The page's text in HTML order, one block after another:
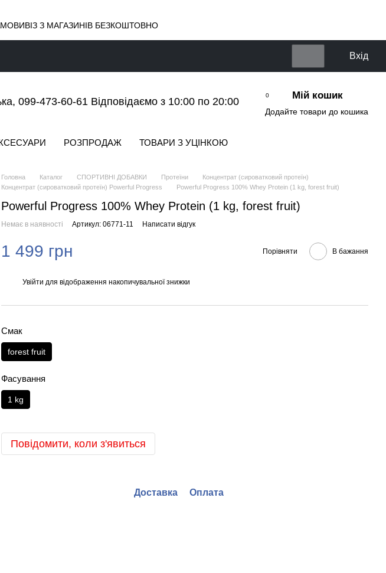
З МАГАЗИНІВ БЕЗКОШТОВНО
Вхід
099-473-60-61 Відповідаємо з 10:00 по 20:00
0 Мій кошик
Додайте товари до кошика
РОЗПРОДАЖ ТОВАРИ З УЦІНКОЮ
Головна Каталог СПОРТИВНІ ДОБАВКИ Протеїни
Концентрат (сироватковий протеїн)
Концентрат (сироватковий протеїн) Powerful Progress
Powerful Progress 100% Whey Protein (1 kg, forest fruit)
Powerful Progress 100% Whey Protein (1 kg, forest fruit)
Немає в наявності Артикул: 06771-11 Написати відгук
1 499 грн Порівняти В бажання
Увійти для відображення накопичувальної знижки
Смак
forest fruit
Фасування
1 kg
Повідомити, коли з'явиться
Доставка Оплата